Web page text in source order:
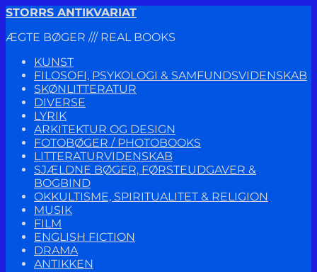
Spring
navigation
Spring
indhold
STORRS ANTIKVARIAT
ÆGTE BØGER /// REAL BOOKS
KUNST
FILOSOFI, PSYKOLOGI & SAMFUNDSVIDENSKAB
SKØNLITTERATUR
DIVERSE
LYRIK
ARKITEKTUR OG DESIGN
FOTOBØGER / PHOTOBOOKS
LITTERATURVIDENSKAB
SJÆLDNE BØGER, FØRSTEUDGAVER &
BOGBIND
OKKULTISME, SPIRITUALITET & RELIGION
MUSIK
FILM
ENGLISH FICTION
DRAMA
ANTIKKEN